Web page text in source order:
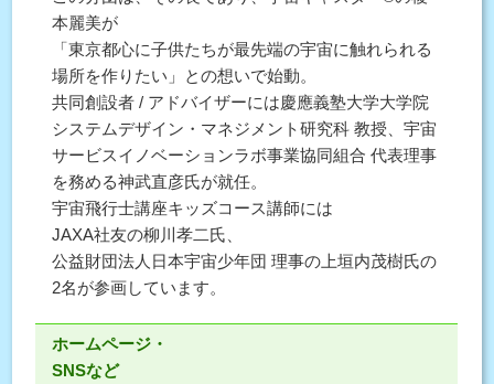
本麗美が
「東京都⼼に⼦供たちが最先端の宇宙に触れられる
場所を作りたい」との想いで始動。
共同創設者 / アドバイザーには慶應義塾⼤学⼤学院
システムデザイン・マネジメント研究科 教授、宇宙
サービスイノベーションラボ事業協同組合 代表理事
を務める神武直彦⽒が就任。
宇宙⾶⾏⼠講座キッズコース講師には
JAXA社友の柳川孝⼆⽒、
公益財団法人日本宇宙少年団 理事の上垣内茂樹⽒の
2名が参画しています。
ホームページ・
SNSなど